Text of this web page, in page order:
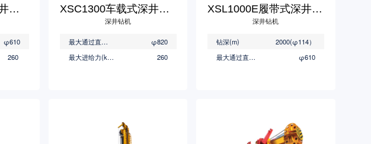
XSL1000履带式深井钻机
φ610
260
XSC1300车载式深井钻机
深井钻机
最大通过直径(mm)
φ820
最大进给力(kN)
260
XSL1000E履带式深井钻机
深井钻机
钻深(m)
2000(φ114）
最大通过直径(mm)
φ610